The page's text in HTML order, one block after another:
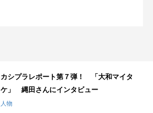
カシプラレポート第７弾！ 「大和マイタ
ケ」 縄田さんにインタビュー
人物